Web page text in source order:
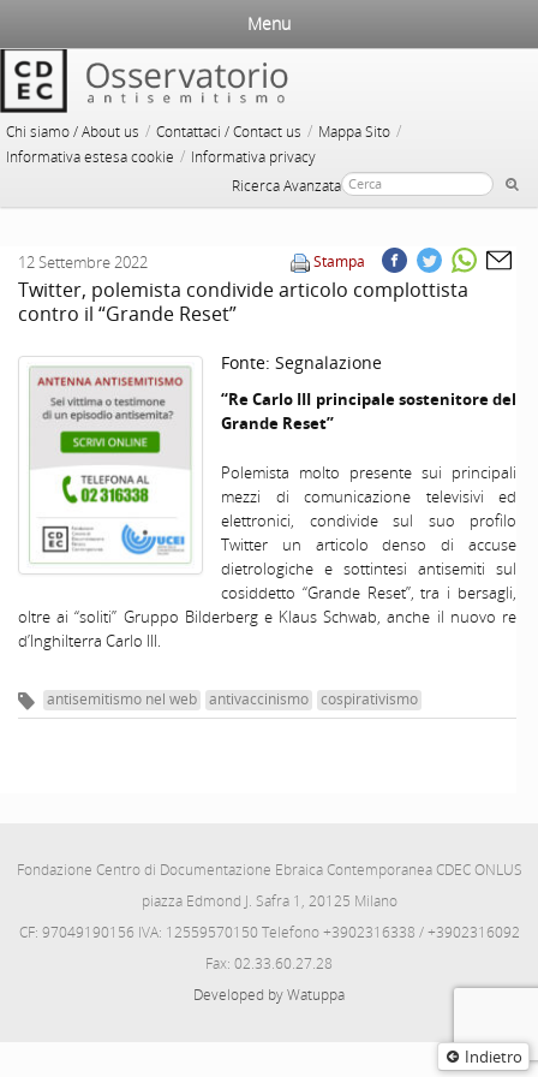
Chi siamo / About us / Contattaci / Contact us / Mappa Sito /
Informativa estesa cookie / Informativa privacy
Ricerca Avanzata
Menu
Indietro
Stampa
12 Settembre 2022
Twitter, polemista condivide articolo complottista
contro il “Grande Reset”
Fonte: Segnalazione
“Re Carlo III principale sostenitore del
Grande Reset”
Polemista molto presente sui principali
mezzi di comunicazione televisivi ed
elettronici, condivide sul suo profilo
Twitter un articolo denso di accuse
dietrologiche e sottintesi antisemiti sul
cosiddetto “Grande Reset”, tra i bersagli,
oltre ai “soliti” Gruppo Bilderberg e Klaus Schwab, anche il nuovo re
d’Inghilterra Carlo III.
antisemitismo nel web antivaccinismo cospirativismo
Fondazione Centro di Documentazione Ebraica Contemporanea CDEC ONLUS
piazza Edmond J. Safra 1, 20125 Milano
CF: 97049190156 IVA: 12559570150 Telefono +3902316338 / +3902316092
Fax: 02.33.60.27.28
Developed by Watuppa